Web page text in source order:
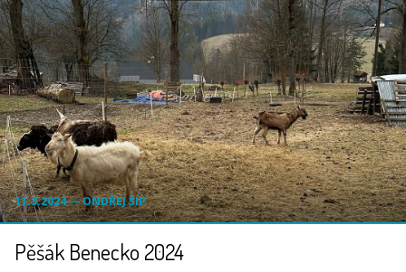
11.3.2024 ― ONDŘEJ ŠÍP
Pěšák Benecko 2024